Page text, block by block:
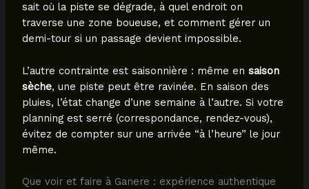
sait où la piste se dégrade, à quel endroit on
traverse une zone boueuse, et comment gérer un
demi-tour si un passage devient impossible.
L’autre contrainte est saisonnière : même en saison
sèche, une piste peut être ravinée. En saison des
pluies, l’état change d’une semaine à l’autre. Si votre
planning est serré (correspondance, rendez-vous),
évitez de compter sur une arrivée “à l’heure” le jour
même.
Que voir et faire à Ganere : expérience authentique